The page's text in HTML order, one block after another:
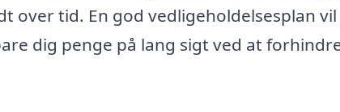
over tid. En god vedligeholdelsesplan
dig penge på lang sigt ved at